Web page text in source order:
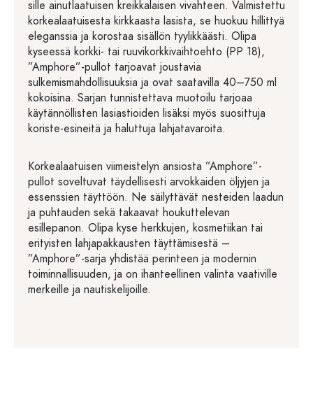
sille ainutlaatuisen kreikkalaisen vivahteen. Valmistettu
korkealaatuisesta kirkkaasta lasista, se huokuu hillittyä
eleganssia ja korostaa sisällön tyylikkäästi. Olipa
kyseessä korkki- tai ruuvikorkkivaihtoehto (PP 18),
”Amphore”-pullot tarjoavat joustavia
sulkemismahdollisuuksia ja ovat saatavilla 40–750 ml
kokoisina. Sarjan tunnistettava muotoilu tarjoaa
käytännöllisten lasiastioiden lisäksi myös suosittuja
koriste-esineitä ja haluttuja lahjatavaroita.
Korkealaatuisen viimeistelyn ansiosta ”Amphore”-
pullot soveltuvat täydellisesti arvokkaiden öljyjen ja
essenssien täyttöön. Ne säilyttävät nesteiden laadun
ja puhtauden sekä takaavat houkuttelevan
esillepanon. Olipa kyse herkkujen, kosmetiikan tai
erityisten lahjapakkausten täyttämisestä –
”Amphore”-sarja yhdistää perinteen ja modernin
toiminnallisuuden, ja on ihanteellinen valinta vaativille
merkeille ja nautiskelijoille.